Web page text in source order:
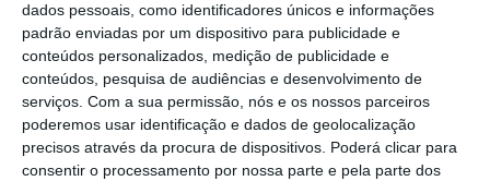
dados pessoais, como identificadores únicos e informações
padrão enviadas por um dispositivo para publicidade e
conteúdos personalizados, medição de publicidade e
conteúdos, pesquisa de audiências e desenvolvimento de
serviços. Com a sua permissão, nós e os nossos parceiros
poderemos usar identificação e dados de geolocalização
precisos através da procura de dispositivos. Poderá clicar para
consentir o processamento por nossa parte e pela parte dos
boa notícia. No primeiro comentário à
situação portuguesa depois desse anúncio,
agência deratingescreve que o Governo
português terá ainda mais restrições
orçamentais ao passar para o braço
preventivo do Pacto de Estabilidade e